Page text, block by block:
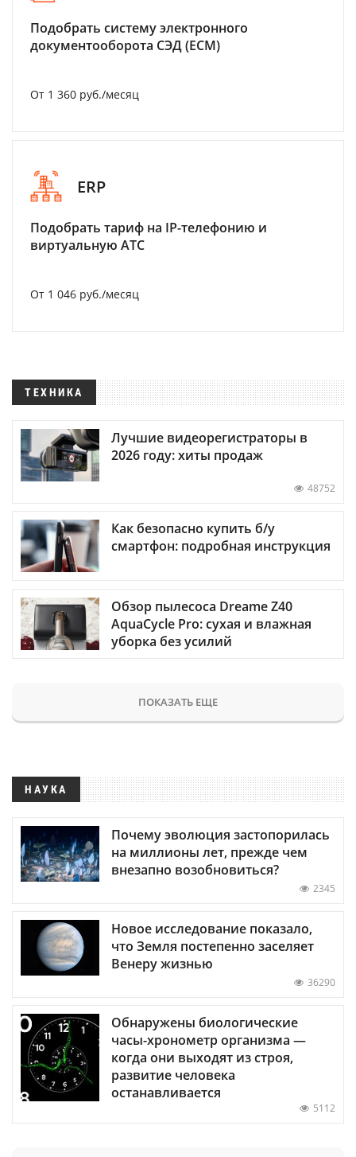
Подобрать систему электронного
документооборота СЭД (ECM)
От 1 360 руб./месяц
ERP
Подобрать тариф на IP-телефонию и
виртуальную АТС
От 1 046 руб./месяц
ТЕХНИКА
Лучшие видеорегистраторы в
2026 году: хиты продаж
48752
Как безопасно купить б/у
смартфон: подробная инструкция
Обзор пылесоса Dreame Z40
AquaCycle Pro: сухая и влажная
уборка без усилий
ПОКАЗАТЬ ЕЩЕ
НАУКА
Почему эволюция застопорилась
на миллионы лет, прежде чем
внезапно возобновиться?
2345
Новое исследование показало,
что Земля постепенно заселяет
Венеру жизнью
36290
Обнаружены биологические
часы-хронометр организма —
когда они выходят из строя,
развитие человека
останавливается
5112